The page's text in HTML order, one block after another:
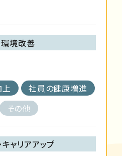
境改善
社員の健康増進
その他
ャリアアップ